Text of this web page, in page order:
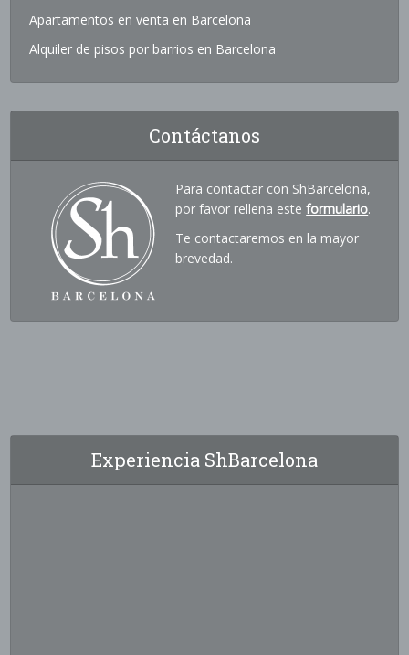
Apartamentos en venta en Barcelona
Alquiler de pisos por barrios en Barcelona
Contáctanos
Para contactar con ShBarcelona,
por favor rellena esteformulario.
Te contactaremos en la mayor
brevedad.
Experiencia ShBarcelona